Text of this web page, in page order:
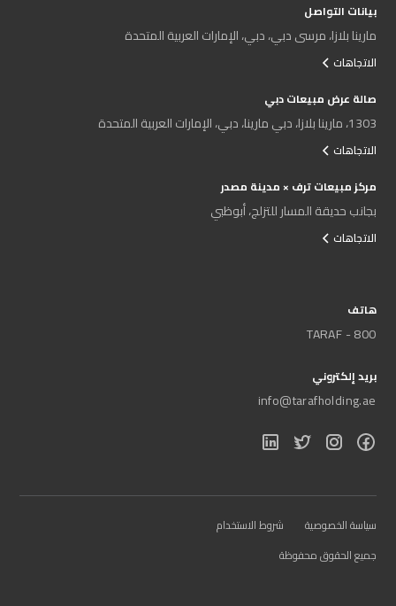
بيانات التواصل
مارينا بلازا، مرسى دبي، دبي، الإمارات العربية المتحدة
الاتجاهات
صالة عرض مبيعات دبي
1303، مارينا بلازا، دبي مارينا، دبي، الإمارات العربية المتحدة
الاتجاهات
مركز مبيعات ترف × مدينة مصدر
بجانب حديقة المسار للتزلج، أبوظبي
الاتجاهات
هاتف
800 - TARAF
بريد إلكتروني
info@tarafholding.ae
جميع الحقوق محفوظة
سياسة الخصوصية شروط الاستخدام